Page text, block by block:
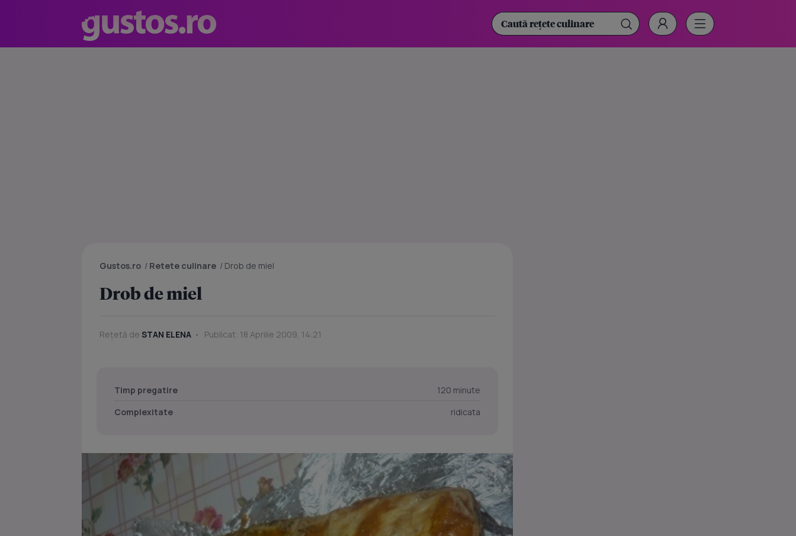
Gustos.ro / Retete culinare / Drob de miel
Drob de miel
Rețetă de STAN ELENA Publicat: 18 Aprilie 2009, 14:21
Timp pregatire
120 minute
Complexitate
ridicata